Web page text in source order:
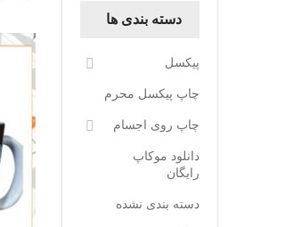
دسته بندی ها
پیکسل
چاپ پیکسل محرم
چاپ روی اجسام
دانلود موکاپ
رایگان
دسته بندی نشده